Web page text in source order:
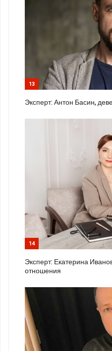
13
Эксперт: Антон Басин,
14
Эксперт: Екатерина
отношения